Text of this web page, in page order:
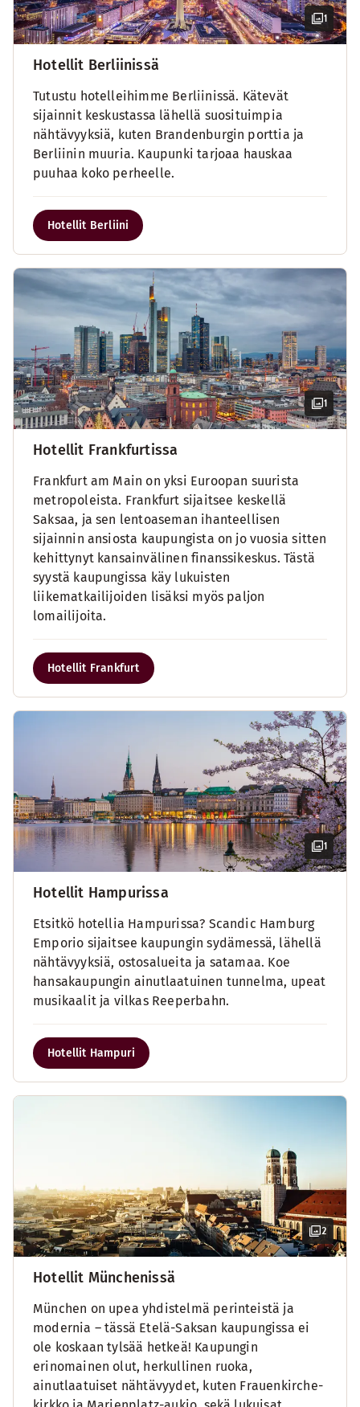
1
Hotellit Berliinissä
Tutustu hotelleihimme Berliinissä. Kätevät
sijainnit keskustassa lähellä suosituimpia
nähtävyyksiä, kuten Brandenburgin porttia ja
Berliinin muuria. Kaupunki tarjoaa hauskaa
puuhaa koko perheelle.
Hotellit Berliini
1
Hotellit Frankfurtissa
Frankfurt am Main on yksi Euroopan suurista
metropoleista. Frankfurt sijaitsee keskellä
Saksaa, ja sen lentoaseman ihanteellisen
sijainnin ansiosta kaupungista on jo vuosia sitten
kehittynyt kansainvälinen finanssikeskus. Tästä
syystä kaupungissa käy lukuisten
liikematkailijoiden lisäksi myös paljon
lomailijoita.
Hotellit Frankfurt
1
Hotellit Hampurissa
Etsitkö hotellia Hampurissa? Scandic Hamburg
Emporio sijaitsee kaupungin sydämessä, lähellä
nähtävyyksiä, ostosalueita ja satamaa. Koe
hansakaupungin ainutlaatuinen tunnelma, upeat
musikaalit ja vilkas Reeperbahn.
Hotellit Hampuri
2
Hotellit Münchenissä
München on upea yhdistelmä perinteistä ja
modernia – tässä Etelä-Saksan kaupungissa ei
ole koskaan tylsää hetkeä! Kaupungin
erinomainen olut, herkullinen ruoka,
ainutlaatuiset nähtävyydet, kuten Frauenkirche-